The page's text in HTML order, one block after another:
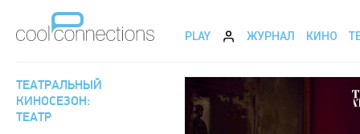
PLAY ЖУРНАЛ КИНО
ТЕАТРАЛЬНЫЙ
КИНОСЕЗОН:
ТЕАТР